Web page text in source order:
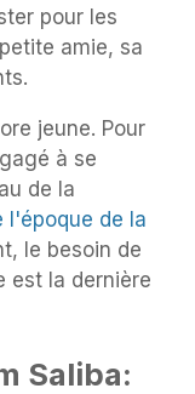
pour les
amie, sa
jeune. Pour
à se
de la
l'époque de la
le besoin de
est la dernière
Saliba: